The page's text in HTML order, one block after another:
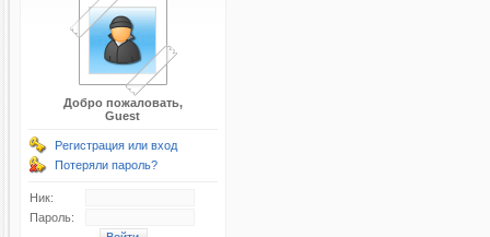
Добро пожаловать,
Guest
Регистрация или вход
Потеряли пароль?
Ник:
Пароль: